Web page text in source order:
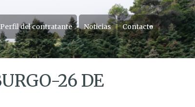
Perfil del contratante Noticias Contacto
26 DE